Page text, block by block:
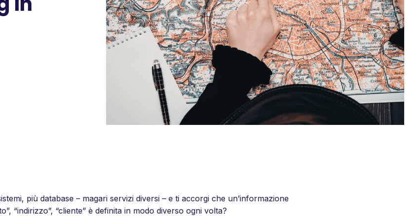
più database – magari servizi diversi – e ti accorgi che un’informazione
“indirizzo”, “cliente” è definita in modo diverso ogni volta?